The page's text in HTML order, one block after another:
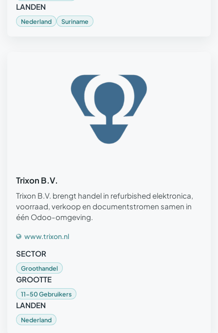
LANDEN
Nederland Suriname
Trixon B.V.
Trixon B.V. brengt handel in refurbished elektronica,
voorraad, verkoop en documentstromen samen in
één Odoo-omgeving.
www.trixon.nl
SECTOR
Groothandel
GROOTTE
11-50 Gebruikers
LANDEN
Nederland